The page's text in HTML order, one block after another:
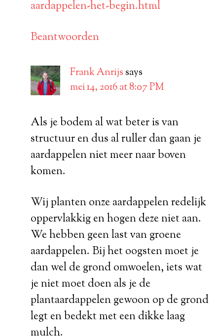
aardappelen-het-begin.html
Beantwoorden
Frank Anrijs says
mei 14, 2016 at 8:07 PM
Als je bodem al wat beter is van
structuur en dus al ruller dan gaan je
aardappelen niet meer naar boven
komen.
Wij planten onze aardappelen redelijk
oppervlakkig en hogen deze niet aan.
We hebben geen last van groene
aardappelen. Bij het oogsten moet je
dan wel de grond omwoelen, iets wat
je niet moet doen als je de
plantaardappelen gewoon op de grond
legt en bedekt met een dikke laag